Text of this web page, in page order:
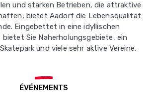
und starken Betrieben, die attraktive
bietet Aadorf die Lebensqualität
Eingebettet in eine idyllischen
Sie Naherholungsgebiete, ein
und viele sehr aktive Vereine.
ÉVÉNEMENTS